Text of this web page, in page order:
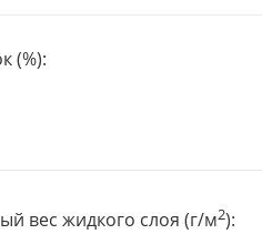
(%):
вес жидкого слоя (г/м2):